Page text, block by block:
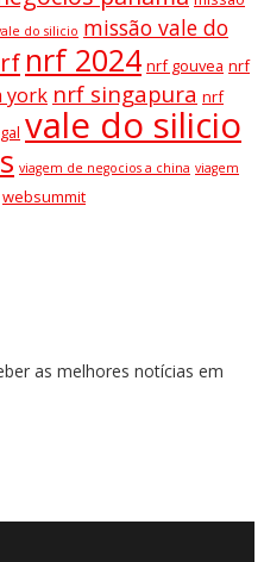
do silicio missão vale do
nrf 2024 nrf gouvea nrf
york nrf singapura nrf
vale do silicio
viagem de negocios a china viagem
websummit
as melhores notícias em